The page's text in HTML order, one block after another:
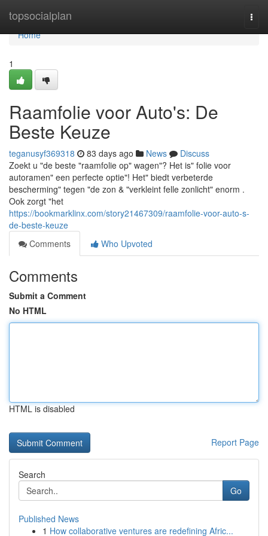
topsocialplan
Home
Home
1
Raamfolie voor Auto's: De
Beste Keuze
teganusyf369318 83 days ago News
Discuss
Zoekt u "de beste "raamfolie op" wagen"? Het is" folie voor
autoramen" een perfecte optie"! Het" biedt verbeterde
bescherming" tegen "de zon & "verkleint felle zonlicht" enorm .
Ook zorgt "het
https://bookmarklinx.com/story21467309/raamfolie-voor-auto-s-
de-beste-keuze
Comments
Who Upvoted
Comments
Submit a Comment
No HTML
HTML is disabled
Report Page
Search
Go
Published News
1 How collaborative ventures are redefining Afric...